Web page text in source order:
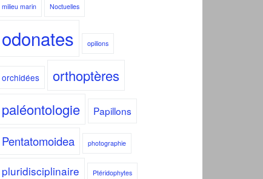
milieu marin Noctuelles
odonates opilions
orchidées
orthoptères
paléontologie
Papillons
Pentatomoidea photographie
pluridisciplinaire Ptéridophytes